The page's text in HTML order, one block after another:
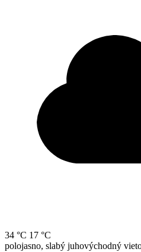
34 °C 17 °C
polojasno, slabý juhovýchodný